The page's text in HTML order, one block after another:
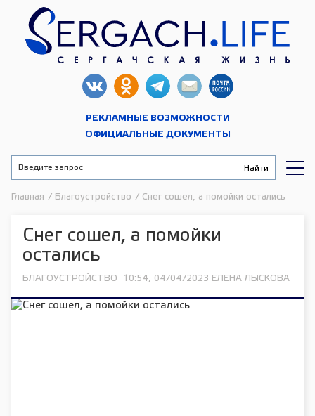
РЕКЛАМНЫЕ ВОЗМОЖНОСТИ
ОФИЦИАЛЬНЫЕ ДОКУМЕНТЫ
Главная / Благоустройство / Снег сошел, а помойки остались
Снег сошел, а помойки
остались
БЛАГОУСТРОЙСТВО 10:54, 04/04/2023 ЕЛЕНА ЛЫСКОВА